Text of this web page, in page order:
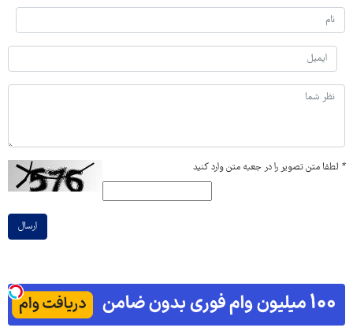
* لطفا متن تصویر را در جعبه متن وارد کنید
ارسال